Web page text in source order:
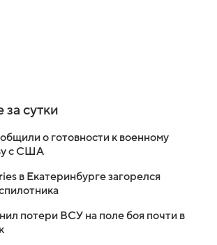
сутки
о готовности к военному
с США
в Екатеринбурге загорелся
потери ВСУ на поле боя почти в